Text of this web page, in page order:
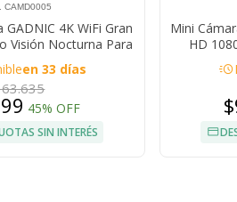
CAMD0005
4K WiFi Gran
Visión Nocturna Para
Casco
en 33 días
45% OFF
SIN INTERÉS
Mini
HD
acute